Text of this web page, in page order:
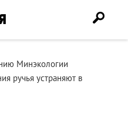
Минэкологии
ручья устраняют в